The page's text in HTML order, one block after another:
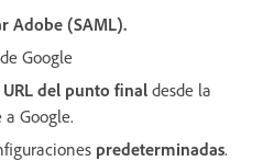
Adobe (SAML).
de Google
URL del punto final desde la
Google.
predeterminadas.